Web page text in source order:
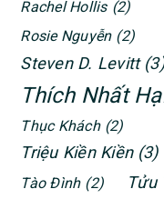
Rachel Hollis (2)
Rosie Nguyễn (2)
Steven D. Levitt (3)
Thích Nhất
Thục Khách (2)
Triệu Kiền Kiền (3)
Tào Đình (2) Tửu